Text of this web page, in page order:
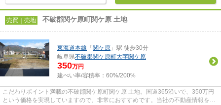
売買｜売地 不破郡関ケ原町関ケ原 土地
東海道本線 「 関ケ原 」駅 徒歩30分
岐阜県不破郡関ケ原町大字関ケ原
350万円
建ぺい率/容積率： 60%/200%
こだわりポイント満載の不破郡関ケ原町関ケ原 土地。国道365沿いで、350万円
という価格を実現していますので、非常におすすめです。当社の不動産情報をぜ